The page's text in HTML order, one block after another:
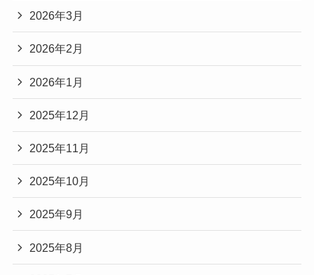
2026年3月
2026年2月
2026年1月
2025年12月
2025年11月
2025年10月
2025年9月
2025年8月